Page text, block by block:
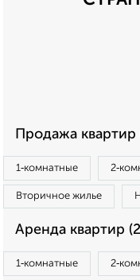
Продажа квартир
1‑комнатные
Вторичное жилье
Аренда квартир
1‑комнатные